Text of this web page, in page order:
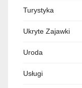
Turystyka
Ukryte Zajawki
Uroda
Usługi